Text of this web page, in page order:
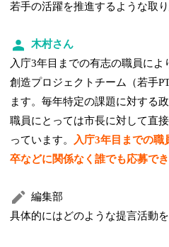
若手の活躍を推進するような取
木村さん
入庁3年目までの有志の職員に
創造プロジェクトチーム（若手
ます。毎年特定の課題に対する
職員にとっては市長に対して直
っています。
入庁3年目までの
卒などに関係なく誰でも応募でき
編集部
具体的にはどのような提言活動